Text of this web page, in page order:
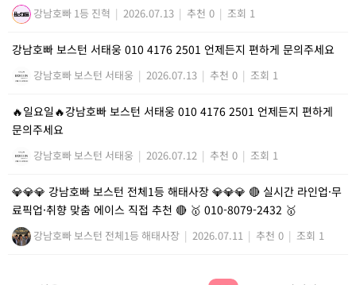
강남호빠 1등 진혁 | 2026.07.13 | 추천 0 | 조회 1
강남호빠 보스턴 서태웅 010 4176 2501 언제든지 편하게 문의주세요
강남호빠 보스턴 서태웅 | 2026.07.13 | 추천 0 | 조회 1
🔥일요일🔥강남호빠 보스턴 서태웅 010 4176 2501 언제든지 편하게
문의주세요
강남호빠 보스턴 서태웅 | 2026.07.12 | 추천 0 | 조회 1
💎💎💎 강남호빠 보스턴 전체1등 해태사장 💎💎💎 🔴 실시간 라인업·무
료픽업·취향 맞춤 에이스 직접 추천 🔴 🥇 010-8079-2432 🥇
강남호빠 보스턴 전체1등 해태사장 | 2026.07.11 | 추천 0 | 조회 1